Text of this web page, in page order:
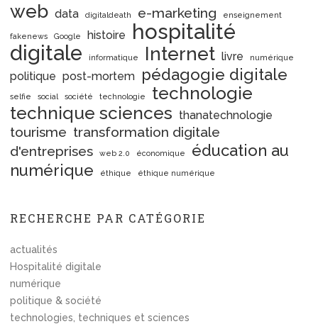
web data digitaldeath e-marketing enseignement
fakenews Google histoire
hospitalité
digitale
informatique Internet livre numérique
politique post-mortem pédagogie digitale
selfie social société technologie
technologie
technique sciences thanatechnologie
tourisme transformation digitale
d'entreprises
web 2.0 économique
éducation au
numérique
éthique éthique numérique
RECHERCHE PAR CATÉGORIE
actualités
Hospitalité digitale
numérique
politique & société
technologies, techniques et sciences